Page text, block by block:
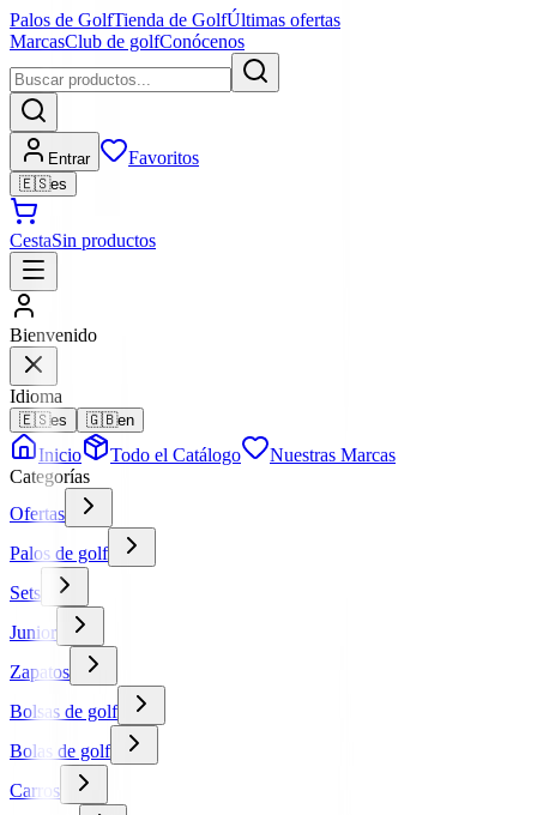
Palos de GolfTienda de GolfÚltimas ofertas
MarcasClub de golfConócenos
Entrar Favoritos
🇪🇸es
CestaSin productos
Bienvenido
Idioma
🇪🇸es 🇬🇧en
Inicio Todo el Catálogo
Nuestras Marcas
Categorías
Ofertas
Palos de golf
Sets
Junior
Zapatos
Bolsas de golf
Bolas de golf
Carros